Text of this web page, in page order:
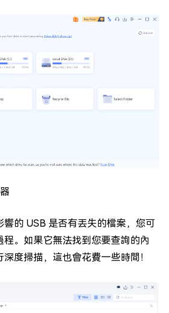
響的 USB 是否有丟失的檔案，您可
程。如果它無法找到您要查詢的內
度掃描，這也會花費一些時間！